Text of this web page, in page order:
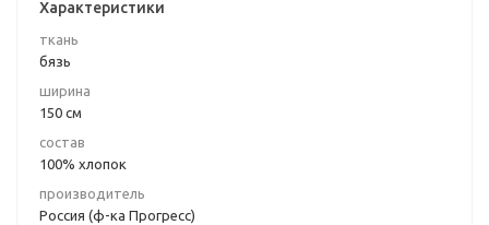
Характеристики
ткань
бязь
ширина
150 см
состав
100% хлопок
производитель
Россия (ф-ка Прогресс)